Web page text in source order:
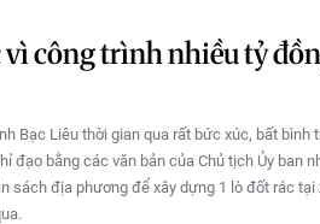
vì công trình nhiều tỷ
Bạc Liêu thời gian qua rất bức xúc, bất bình
đạo bằng các văn bản của Chủ tịch Ủy ban
sách địa phương để xây dựng 1 lò đốt rác tại